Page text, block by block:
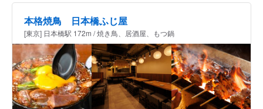
本格焼鳥 日本橋ふじ屋
[東京] 日本橋駅 172m / 焼き鳥、居酒屋、もつ鍋